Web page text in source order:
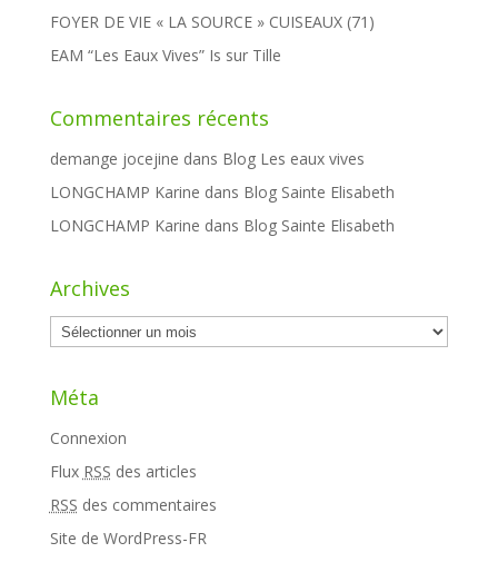
FOYER DE VIE « LA SOURCE » CUISEAUX (71)
EAM “Les Eaux Vives” Is sur Tille
Commentaires récents
demange jocejine dans Blog Les eaux vives
LONGCHAMP Karine dans Blog Sainte Elisabeth
LONGCHAMP Karine dans Blog Sainte Elisabeth
Archives
Archives
Méta
Connexion
Flux RSS des articles
RSS des commentaires
Site de WordPress-FR